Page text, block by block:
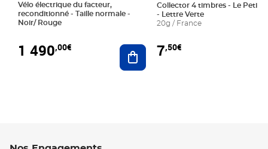
Vélo électrique du facteur,
reconditionné - Taille normale -
Noir/ Rouge
1 490,00€ Ajouter au panier
Collector 4 timbres - Le Petit
- Lettre Verte
20g / France
7,50€